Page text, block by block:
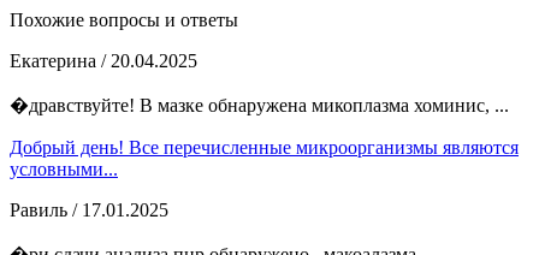
Похожие вопросы и ответы
Екатерина / 20.04.2025
�дравствуйте! В мазке обнаружена микоплазма хоминис, ...
Добрый день! Все перечисленные микроорганизмы являются
условными...
Равиль / 17.01.2025